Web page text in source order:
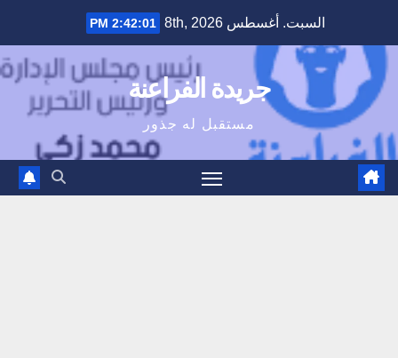
content
السبت. أغسطس 8th, 2026 2:42:02 PM
جريدة الفراعنة
مستقبل له جذور